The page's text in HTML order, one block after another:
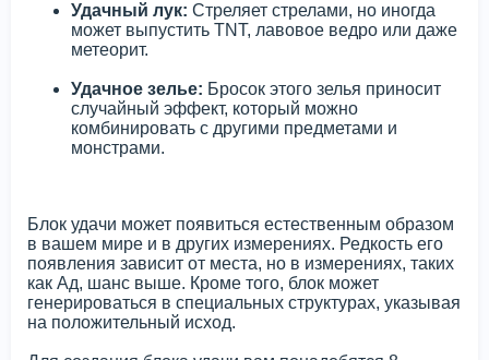
Удачный лук: Стреляет стрелами, но иногда
может выпустить TNT, лавовое ведро или даже
метеорит.
Удачное зелье: Бросок этого зелья приносит
случайный эффект, который можно
комбинировать с другими предметами и
монстрами.
Блок удачи может появиться естественным образом
в вашем мире и в других измерениях. Редкость его
появления зависит от места, но в измерениях, таких
как Ад, шанс выше. Кроме того, блок может
генерироваться в специальных структурах, указывая
на положительный исход.